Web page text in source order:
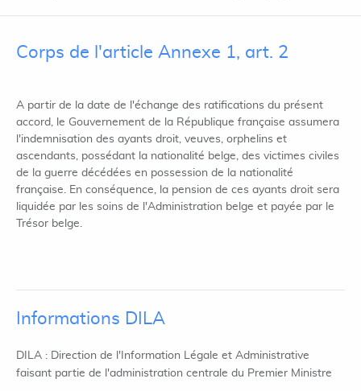
Corps de l'article Annexe 1, art. 2
A partir de la date de l'échange des ratifications du présent
accord, le Gouvernement de la République française assumera
l'indemnisation des ayants droit, veuves, orphelins et
ascendants, possédant la nationalité belge, des victimes civiles
de la guerre décédées en possession de la nationalité
française. En conséquence, la pension de ces ayants droit sera
liquidée par les soins de l'Administration belge et payée par le
Trésor belge.
Informations DILA
DILA : Direction de l'Information Légale et Administrative
faisant partie de l'administration centrale du Premier Ministre